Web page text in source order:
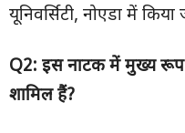
यूनिवर्सिटी, नोएडा में किया
Q2: इस नाटक में मुख्य रूप
शामिल हैं?